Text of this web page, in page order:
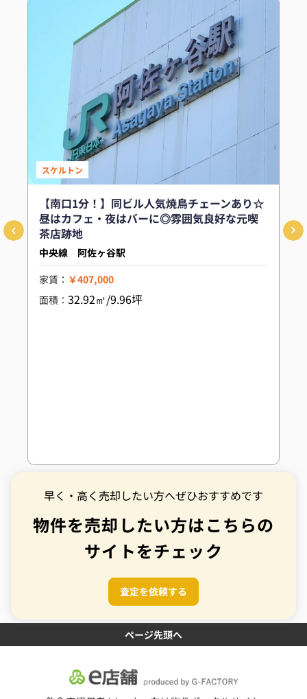
スケルトン
【南口1分！】同ビル人気焼鳥チェーンあり☆
昼はカフェ・夜はバーに◎雰囲気良好な元喫
茶店跡地
中央線 阿佐ヶ谷駅
家賃： ￥407,000
面積： 32.92㎡/9.96坪
早く・高く売却したい方へぜひおすすめです
物件を売却したい方はこちらの
サイトをチェック
査定を依頼する
ページ先頭へ